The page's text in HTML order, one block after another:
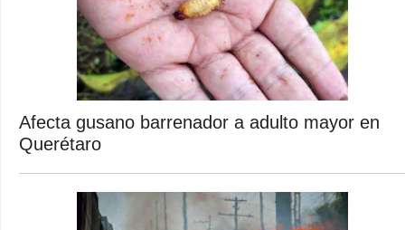
Afecta gusano barrenador a adulto mayor en
Querétaro